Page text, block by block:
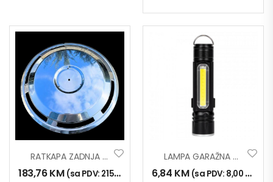
RATKAPA ZADNJA UNIVERZALNA 22.5 INOX
183,76KM (sa PDV: 215,00
LAMPA GARAŽNA MAGNETNA LED LA-KMR8 USB PUNJAČ
6,84 KM (sa PDV: 8,00 KM